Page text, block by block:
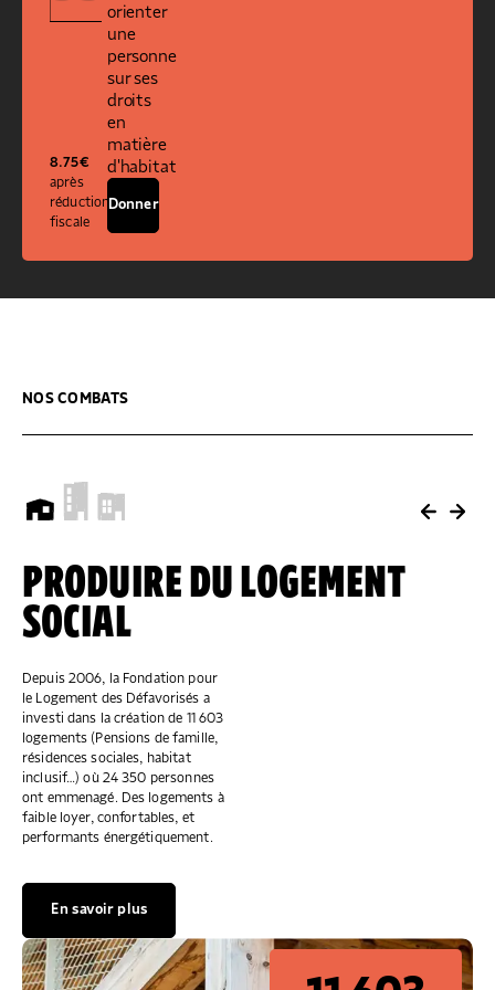
8.75€
après
réduction
fiscale
orienter
une
personne
sur ses
droits
en
matière
d'habitat
Donner
NOS COMBATS
PRODUIRE DU LOGEMENT
SOCIAL
Depuis 2006, la Fondation pour
le Logement des Défavorisés a
investi dans la création de 11 603
logements (Pensions de famille,
résidences sociales, habitat
inclusif…) où 24 350 personnes
ont emmenagé. Des logements à
faible loyer, confortables, et
performants énergétiquement.
En savoir plus
appelants par an
"ALLÔ PRÉVENTION
EXPULSION"
Pour informer, conseiller et
orienter ceux qui en ont besoin.
Si vous êtes en difficulté : 0805
299 049 ou
contactape@fondationpourlelogement.fr
Nous contacter
560
ACCUEILLIR,
ACCOMPAGNER, LOGER
Depuis 2006, la Fondation pour
le Logement des Défavorisés a
financé 138 accueils de jour
partout en France qui accueillent,
accompagnent et orientent vers
le logement les personnes les
plus démunies.